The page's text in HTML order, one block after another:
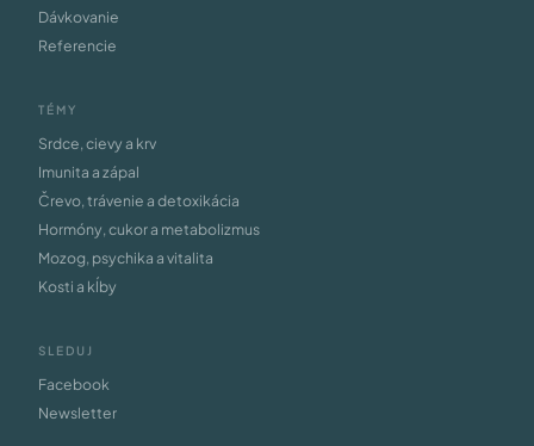
Dávkovanie
Referencie
TÉMY
Srdce, cievy a krv
Imunita a zápal
Črevo, trávenie a detoxikácia
Hormóny, cukor a metabolizmus
Mozog, psychika a vitalita
Kosti a kĺby
SLEDUJ
Facebook
Newsletter